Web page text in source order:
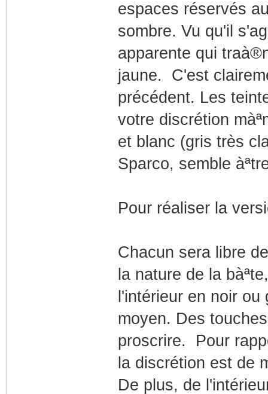
espaces réservés
sombre. Vu qu'il
apparente qui
jaune. C'est
précédent. Les
votre discrétion
et blanc (gris très
Sparco, semble
Pour réaliser la
Chacun sera libre
la nature de la
l'intérieur en noir
moyen. Des
proscrire. Pour
la discrétion est de
De plus, de